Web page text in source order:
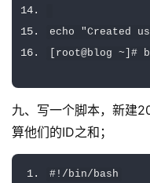
echo
"Created
root@blog ~]#
九、写一个脚本，新建
算他们的ID之和；
#!/bin/bash